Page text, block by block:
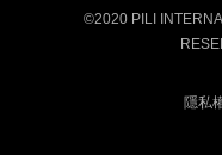
©2020 PILI
隱私